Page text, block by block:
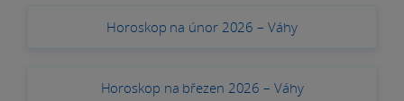
Horoskop na únor 2026 – Váhy
Horoskop na březen 2026 – Váhy